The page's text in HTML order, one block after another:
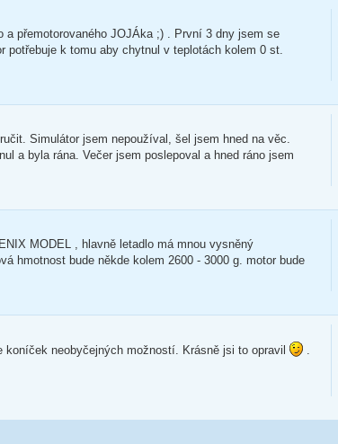
a přemotorovaného JOJÁka ;) . První 3 dny jsem se
potřebuje k tomu aby chytnul v teplotách kolem 0 st.
Simulátor jsem nepoužíval, šel jsem hned na věc.
a byla rána. Večer jsem poslepoval a hned ráno jsem
MODEL , hlavně letadlo má mnou vysněný
hmotnost bude někde kolem 2600 - 3000 g. motor bude
neobyčejných možností. Krásně jsi to opravil .